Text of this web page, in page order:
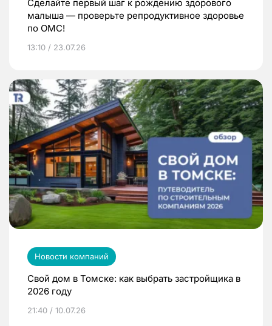
Сделайте первый шаг к рождению здорового
малыша — проверьте репродуктивное здоровье
по ОМС!
13:10 / 23.07.26
Новости компаний
Свой дом в Томске: как выбрать застройщика в
2026 году
21:40 / 10.07.26